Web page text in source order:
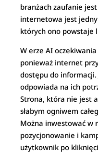
branżach zaufanie
internetowa jest
których ono powstaje
W erze AI
ponieważ internet
dostępu do
odpowiada na ich
Strona, która nie jest
słabym ogniwem
Można inwestować w
pozycjonowanie i
użytkownik po